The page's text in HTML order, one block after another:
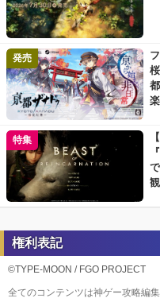
発売
特集
権利表記
©TYPE-MOON / FGO PROJECT
全てのコンテンツは神ゲー攻略編